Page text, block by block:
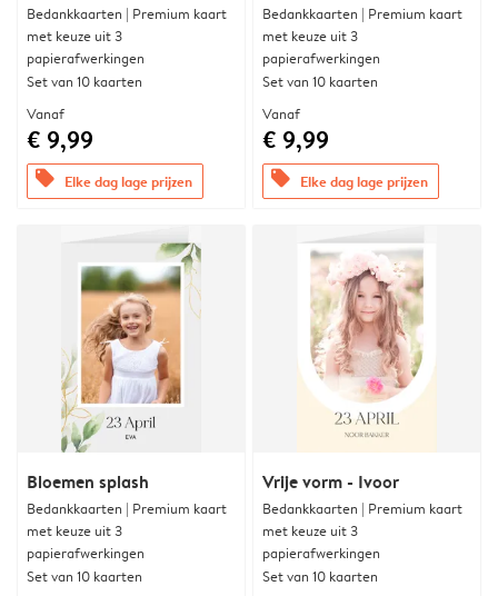
Bedankkaarten | Premium kaart
met keuze uit 3
papierafwerkingen
Set van 10 kaarten
Vanaf
€ 9,99
offers Elke dag lage prijzen
Bedankkaarten | Premium kaart
met keuze uit 3
papierafwerkingen
Set van 10 kaarten
Vanaf
€ 9,99
offers Elke dag lage prijzen
Bloemen splash
Bedankkaarten | Premium kaart
met keuze uit 3
papierafwerkingen
Set van 10 kaarten
Vrije vorm - Ivoor
Bedankkaarten | Premium kaart
met keuze uit 3
papierafwerkingen
Set van 10 kaarten